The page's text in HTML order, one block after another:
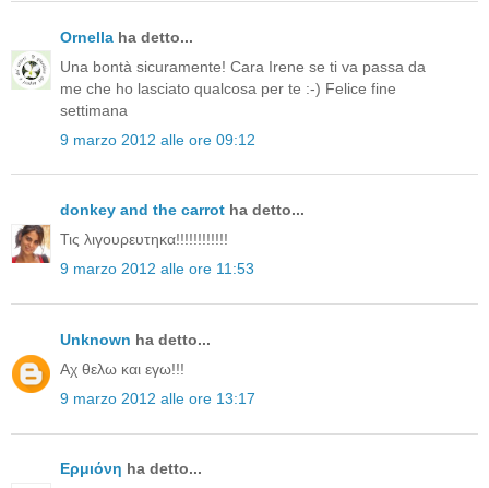
Ornella ha detto...
Una bontà sicuramente! Cara Irene se ti va passa da
me che ho lasciato qualcosa per te :-) Felice fine
settimana
9 marzo 2012 alle ore 09:12
donkey and the carrot ha detto...
Τις λιγουρευτηκα!!!!!!!!!!!!
9 marzo 2012 alle ore 11:53
Unknown ha detto...
Αχ θελω και εγω!!!
9 marzo 2012 alle ore 13:17
Ερμιόνη ha detto...